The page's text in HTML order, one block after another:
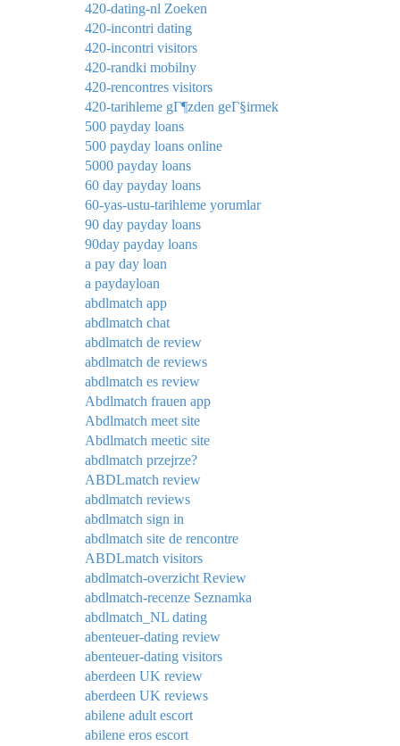
420-dating-nl Zoeken
420-incontri dating
420-incontri visitors
420-randki mobilny
420-rencontres visitors
420-tarihleme gГ¶zden geГ§irmek
500 payday loans
500 payday loans online
5000 payday loans
60 day payday loans
60-yas-ustu-tarihleme yorumlar
90 day payday loans
90day payday loans
a pay day loan
a paydayloan
abdlmatch app
abdlmatch chat
abdlmatch de review
abdlmatch de reviews
abdlmatch es review
Abdlmatch frauen app
Abdlmatch meet site
Abdlmatch meetic site
abdlmatch przejrze?
ABDLmatch review
abdlmatch reviews
abdlmatch sign in
abdlmatch site de rencontre
ABDLmatch visitors
abdlmatch-overzicht Review
abdlmatch-recenze Seznamka
abdlmatch_NL dating
abenteuer-dating review
abenteuer-dating visitors
aberdeen UK review
aberdeen UK reviews
abilene adult escort
abilene eros escort